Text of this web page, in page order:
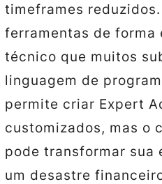
timeframes
ferramentas de
técnico que muitos
linguagem de
permite criar Expert
customizados, mas o
pode transformar sua
um desastre